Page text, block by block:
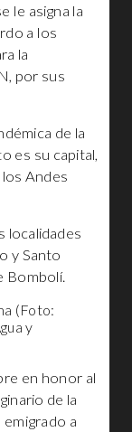
le asigna la
a los
la
por sus
de la
es su capital,
Andes
localidades
y Santo
Bombolí.
(Foto:
y
en honor al
de la
a